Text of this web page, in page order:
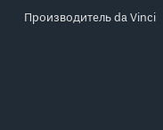
Производитель da Vinci